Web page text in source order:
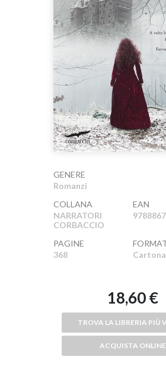
GENERE
Romanzi
COLLANA
NARRATORI
CORBACCIO
EAN
PAGINE
368
18,60 €
TROVA LA LIBRERIA PIÙ
ACQUISTA ONLINE